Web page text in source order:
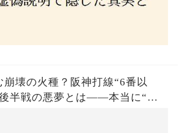
崩壊の火種？阪神打線“6番以
半戦の悪夢とは——本当に“強